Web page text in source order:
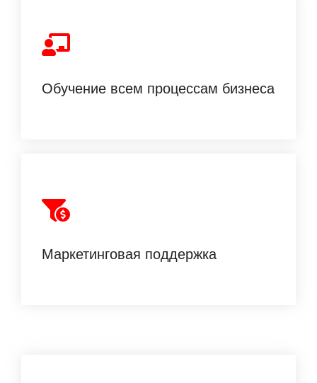
Обучение всем процессам бизнеса
работы со скриптами продаж. Вы получите
Маркетинговая поддержка
Настройка рекламы, предоставление готовых
рекламных материалов, а также помощь в